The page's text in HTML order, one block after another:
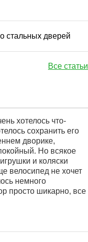
стальных дверей
Все статьи
хотелось что-
сохранить его
дворике,
Но всякое
и коляски
велосипед не хочет
немного
просто шикарно, все